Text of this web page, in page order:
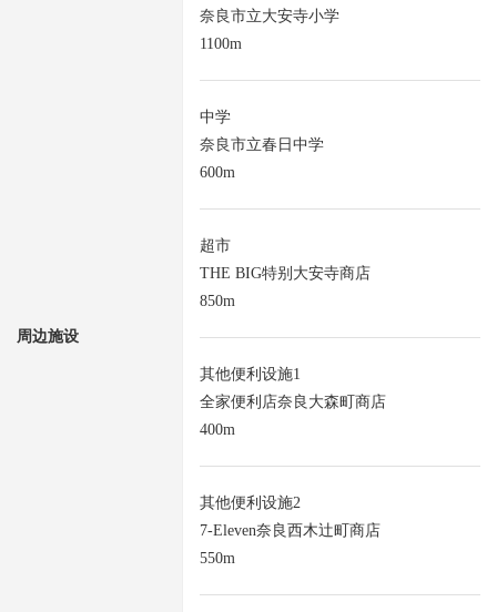
周边施设
奈良市立大安寺小学
1100m
中学
奈良市立春日中学
600m
超市
THE BIG特别大安寺商店
850m
其他便利设施1
全家便利店奈良大森町商店
400m
其他便利设施2
7-Eleven奈良西木辻町商店
550m